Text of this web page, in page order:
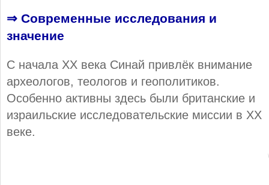
⇒ Современные исследования и
значение
С начала XX века Синай привлёк внимание
археологов, теологов и геополитиков.
Особенно активны здесь были британские и
израильские исследовательские миссии в XX
веке.